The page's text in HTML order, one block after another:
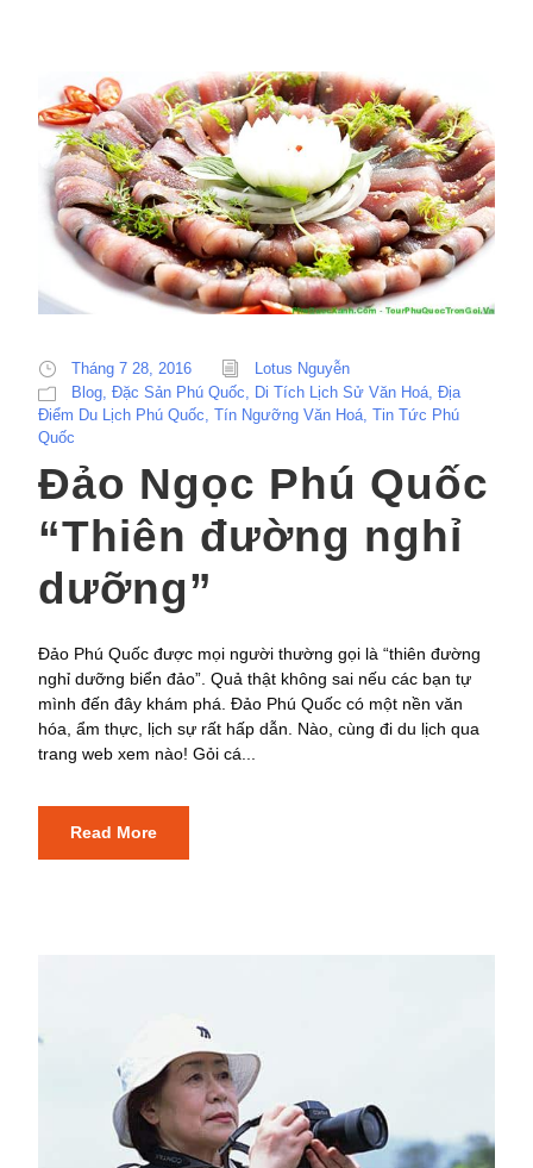
Tháng 7 28, 2016
Lotus Nguyễn
Blog Đặc Sản Phú Quốc Di Tích Lịch Sử Văn Hoá Địa
Điểm Du Lịch Phú Quốc Tín Ngưỡng Văn Hoá Tin Tức Phú
Quốc
Đảo Ngọc Phú Quốc
“Thiên đường nghỉ
dưỡng”
Đảo Phú Quốc được mọi người thường gọi là “thiên đường
nghỉ dưỡng biển đảo”. Quả thật không sai nếu các bạn tự
mình đến đây khám phá. Đảo Phú Quốc có một nền văn
hóa, ẩm thực, lịch sự rất hấp dẫn. Nào, cùng đi du lịch qua
trang web xem nào! Gỏi cá...
Read More